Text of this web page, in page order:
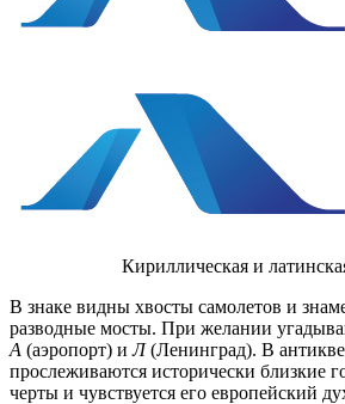
Кириллическая и
В знаке видны хвосты самолетов и
разводные мосты. При желании
А (аэропорт) иЛ(Ленинград). В
прослеживаются исторически близкие
черты и чувствуется его европейский